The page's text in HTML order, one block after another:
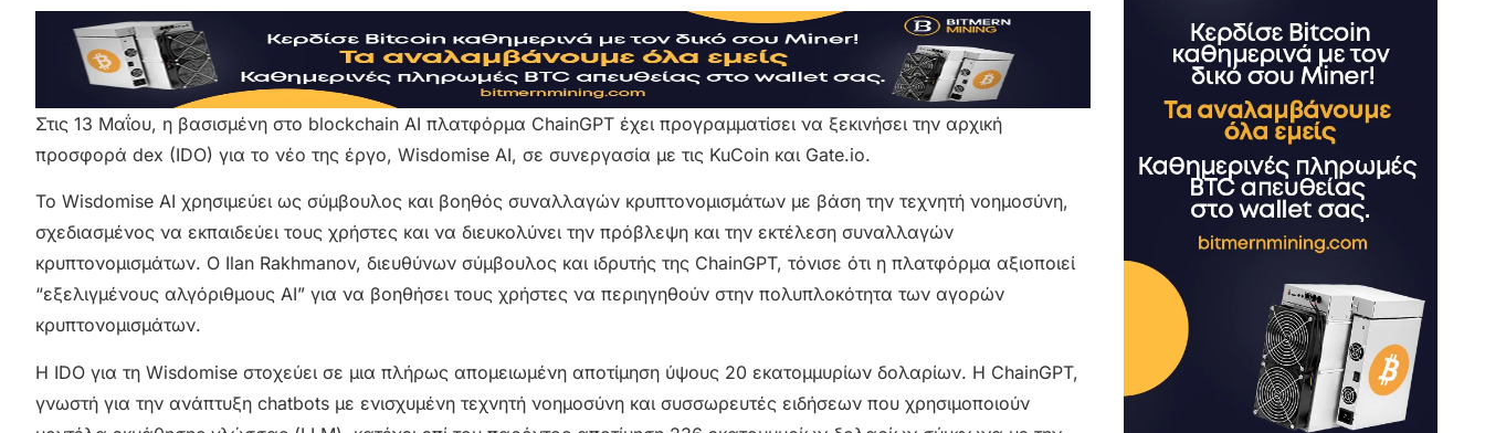
Στις 13 Μαΐου, η βασισμένη στo blockchain AI πλατφόρμα ChainGPT έχει προγραμματίσει να ξεκινήσει την αρχική
προσφορά dex (IDO) για το νέο της έργο, Wisdomise AI, σε συνεργασία με τις KuCoin και Gate.io.
Το Wisdomise AI χρησιμεύει ως σύμβουλος και βοηθός συναλλαγών κρυπτονομισμάτων με βάση την τεχνητή νοημοσύνη,
σχεδιασμένος να εκπαιδεύει τους χρήστες και να διευκολύνει την πρόβλεψη και την εκτέλεση συναλλαγών
κρυπτονομισμάτων. Ο Ilan Rakhmanov, διευθύνων σύμβουλος και ιδρυτής της ChainGPT, τόνισε ότι η πλατφόρμα αξιοποιεί
“εξελιγμένους αλγόριθμους AI” για να βοηθήσει τους χρήστες να περιηγηθούν στην πολυπλοκότητα των αγορών
κρυπτονομισμάτων.
Η IDO για τη Wisdomise στοχεύει σε μια πλήρως απομειωμένη αποτίμηση ύψους 20 εκατομμυρίων δολαρίων. Η ChainGPT,
γνωστή για την ανάπτυξη chatbots με ενισχυμένη τεχνητή νοημοσύνη και συσσωρευτές ειδήσεων που χρησιμοποιούν